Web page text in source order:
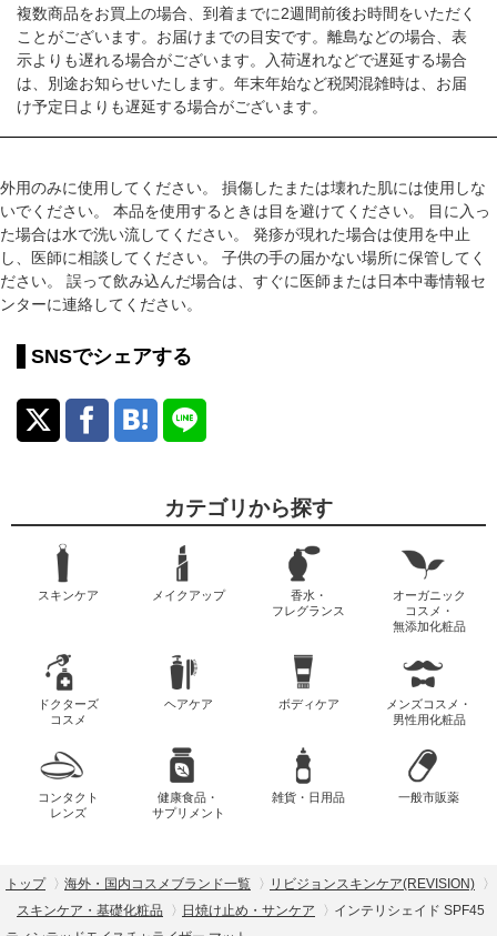
複数商品をお買上の場合、到着までに2週間前後お時間をいただく
ことがございます。お届けまでの目安です。離島などの場合、表
示よりも遅れる場合がございます。入荷遅れなどで遅延する場合
は、別途お知らせいたします。年末年始など税関混雑時は、お届
け予定日よりも遅延する場合がございます。
外用のみに使用してください。 損傷したまたは壊れた肌には使用しな
いでください。 本品を使用するときは目を避けてください。 目に入っ
た場合は水で洗い流してください。 発疹が現れた場合は使用を中止
し、医師に相談してください。 子供の手の届かない場所に保管してく
ださい。 誤って飲み込んだ場合は、すぐに医師または日本中毒情報セ
ンターに連絡してください。
SNSでシェアする
カテゴリから探す
スキンケア メイクアップ
香水・
フレグランス
オーガニック
コスメ・
無添加化粧品
ドクターズ
コスメ
ヘアケア ボディケア
メンズコスメ・
男性用化粧品
コンタクト
レンズ
健康食品・
サプリメント
雑貨・日用品 一般市販薬
トップ 海外・国内コスメブランド一覧
リビジョンスキンケア(REVISION)
スキンケア・基礎化粧品
日焼け止め・サンケア
インテリシェイド SPF45